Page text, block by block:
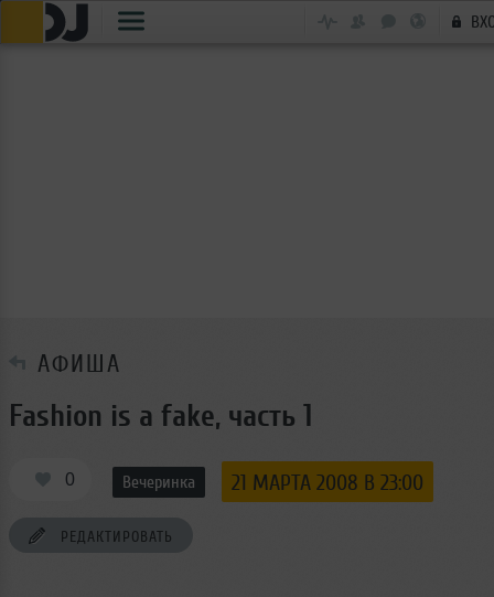
АФИША
Fashion is a fake, часть 1
0 Вечеринка 21 МАРТА 2008 В 23:00
РЕДАКТИРОВАТЬ